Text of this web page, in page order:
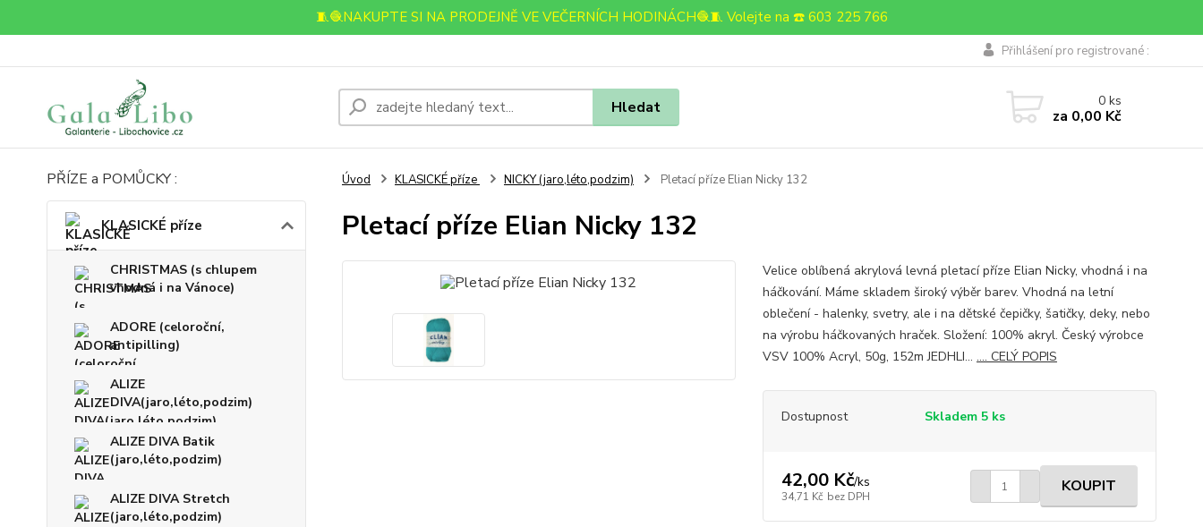
🧵🧶NAKUPTE SI NA PRODEJNĚ VE VEČERNÍCH HODINÁCH🧶🧵 Volejte na ☎️ 603 225 766
Přihlášení pro registrované :
Hledat 0ks
za 0,00 Kč
PŘÍZE a POMŮCKY :
KLASICKÉ příze
CHRISTMAS (s chlupem
vhodná i na Vánoce)
ADORE (celoroční,
antipilling)
ALIZE
DIVA(jaro,léto,podzim)
ALIZE DIVA Batik
(jaro,léto,podzim)
ALIZE DIVA Stretch
(jaro,léto,podzim)
Úvod KLASICKÉ příze NICKY (jaro,léto,podzim) Pletací příze Elian Nicky 132
Pletací příze Elian Nicky 132
Velice oblíbená akrylová levná pletací příze Elian Nicky, vhodná i na
háčkování. Máme skladem široký výběr barev. Vhodná na letní
oblečení - halenky, svetry, ale i na dětské čepičky, šatičky, deky, nebo
na výrobu háčkovaných hraček. Složení: 100% akryl. Český výrobce
VSV 100% Acryl, 50g, 152m JEDHLI... .... CELÝ POPIS
Dostupnost Skladem 5 ks
42,00 Kč/ks
34,71 Kč bez DPH
KOUPIT